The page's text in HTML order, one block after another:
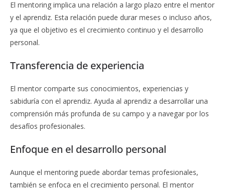
El mentoring implica una relación a largo plazo entre el mentor
y el aprendiz. Esta relación puede durar meses o incluso años,
ya que el objetivo es el crecimiento continuo y el desarrollo
personal.
Transferencia de experiencia
El mentor comparte sus conocimientos, experiencias y
sabiduría con el aprendiz. Ayuda al aprendiz a desarrollar una
comprensión más profunda de su campo y a navegar por los
desafíos profesionales.
Enfoque en el desarrollo personal
Aunque el mentoring puede abordar temas profesionales,
también se enfoca en el crecimiento personal. El mentor